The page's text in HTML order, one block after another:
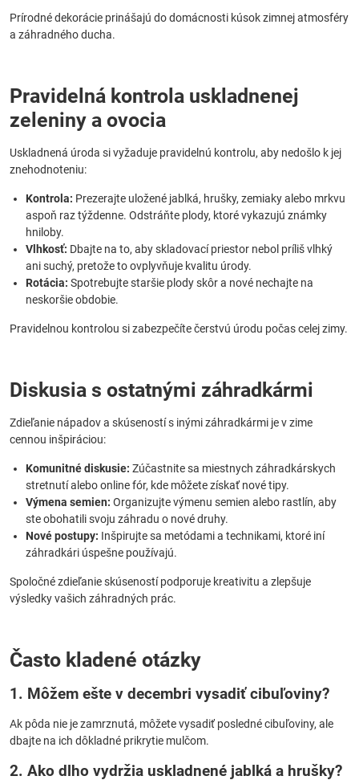
Prírodné dekorácie prinášajú do domácnosti kúsok zimnej atmosféry
a záhradného ducha.
Pravidelná kontrola uskladnenej
zeleniny a ovocia
Uskladnená úroda si vyžaduje pravidelnú kontrolu, aby nedošlo k jej
znehodnoteniu:
Kontrola: Prezerajte uložené jablká, hrušky, zemiaky alebo mrkvu
aspoň raz týždenne. Odstráňte plody, ktoré vykazujú známky
hniloby.
Vlhkosť: Dbajte na to, aby skladovací priestor nebol príliš vlhký
ani suchý, pretože to ovplyvňuje kvalitu úrody.
Rotácia: Spotrebujte staršie plody skôr a nové nechajte na
neskoršie obdobie.
Pravidelnou kontrolou si zabezpečíte čerstvú úrodu počas celej zimy.
Diskusia s ostatnými záhradkármi
Zdieľanie nápadov a skúseností s inými záhradkármi je v zime
cennou inšpiráciou:
Komunitné diskusie: Zúčastnite sa miestnych záhradkárskych
stretnutí alebo online fór, kde môžete získať nové tipy.
Výmena semien: Organizujte výmenu semien alebo rastlín, aby
ste obohatili svoju záhradu o nové druhy.
Nové postupy: Inšpirujte sa metódami a technikami, ktoré iní
záhradkári úspešne používajú.
Spoločné zdieľanie skúseností podporuje kreativitu a zlepšuje
výsledky vašich záhradných prác.
Často kladené otázky
1. Môžem ešte v decembri vysadiť cibuľoviny?
Ak pôda nie je zamrznutá, môžete vysadiť posledné cibuľoviny, ale
dbajte na ich dôkladné prikrytie mulčom.
2. Ako dlho vydržia uskladnené jablká a hrušky?